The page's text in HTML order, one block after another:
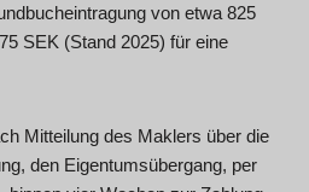
von etwa 825
SEK (Stand 2025) für eine
Mitteilung des Maklers über die
den Eigentumsübergang, per